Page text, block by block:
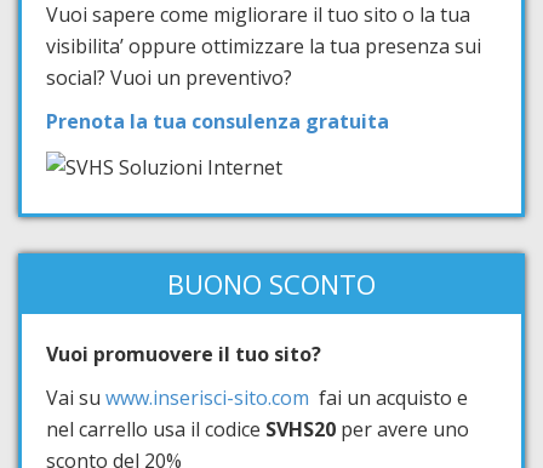
Vuoi sapere come migliorare il tuo sito o la tua
visibilita’ oppure ottimizzare la tua presenza sui
social? Vuoi un preventivo?
Prenota la tua consulenza gratuita
BUONO SCONTO
Vuoi promuovere il tuo sito?
Vai su www.inserisci-sito.com fai un acquisto e
nel carrello usa il codice SVHS20 per avere uno
sconto del 20%